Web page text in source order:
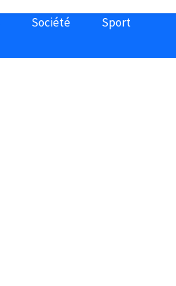
Société Sport